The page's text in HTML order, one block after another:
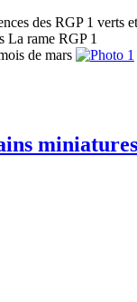
des RGP 1 verts et
La rame RGP 1
de mars
miniatures